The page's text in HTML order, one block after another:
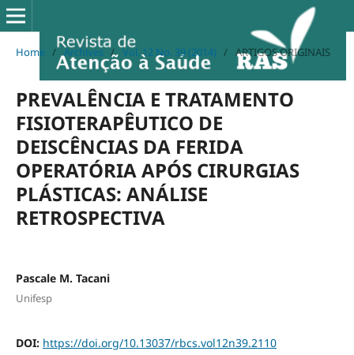
Home / Archives / Vol. 12 No. 39 (2014) / ARTIGOS ORIGINAIS
PREVALÊNCIA E TRATAMENTO
FISIOTERAPÊUTICO DE
DEISCÊNCIAS DA FERIDA
OPERATÓRIA APÓS CIRURGIAS
PLÁSTICAS: ANÁLISE
RETROSPECTIVA
Pascale M. Tacani
Unifesp
DOI: https://doi.org/10.13037/rbcs.vol12n39.2110